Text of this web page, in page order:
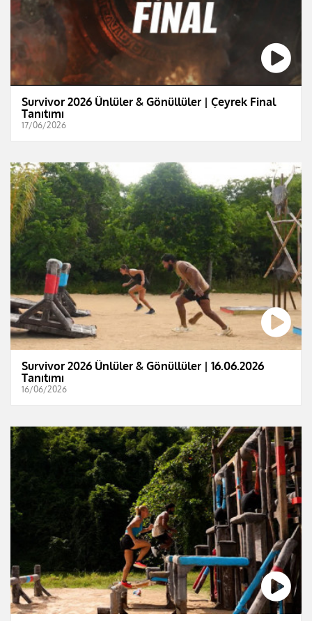
Survivor 2026 Ünlüler & Gönüllüler | Çeyrek Final
Tanıtımı
17/06/2026
Survivor 2026 Ünlüler & Gönüllüler | 16.06.2026
Tanıtımı
16/06/2026